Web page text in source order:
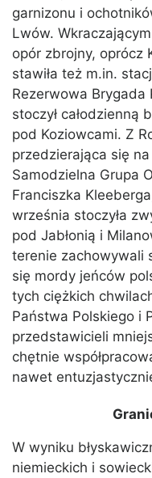
garnizonu i
Lwów.
opór zbrojny, oprócz
stawiła też m.in.
Rezerwowa Brygada
stoczył całodzienną
pod Koziowcami. Z
przedzierająca się
Samodzielna Grupa
Franciszka
września stoczyła
pod Jabłonią i
terenie zachowywali
się mordy jeńców
tych ciężkich
Państwa Polskiego i
przedstawicieli
chętnie
nawet
W wyniku
niemieckich i